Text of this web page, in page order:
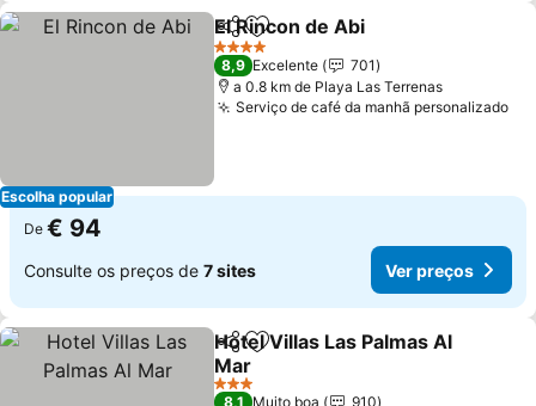
Escolha popular
PartilharAdicionar aos favoritos
El Rincon de Abi
4 Estrelas
8,9 Excelente
701
a 0.8 km de Playa Las Terrenas
Serviço de café da manhã personalizado
De € 94
Consulte os preços de 7 sites Ver preços
PartilharAdicionar aos favoritos
Hotel Villas Las Palmas Al
Mar
Ver preços
3 Estrelas
8,1 Muito boa
910